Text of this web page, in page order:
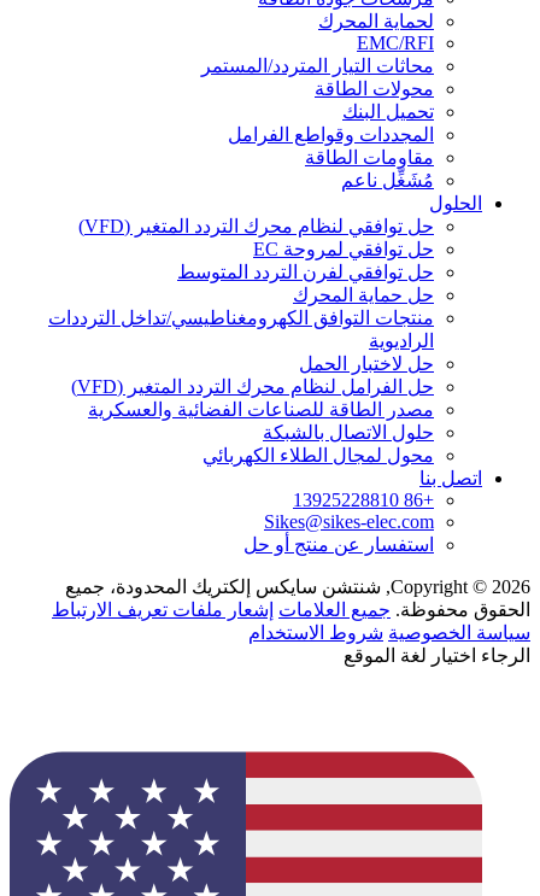
لحماية المحرك
EMC/RFI
محاثات التيار المتردد/المستمر
محولات الطاقة
تحميل البنك
المجددات وقواطع الفرامل
مقاومات الطاقة
مُشَغِّل ناعم
الحلول
حل توافقي لنظام محرك التردد المتغير (VFD)
حل توافقي لمروحة EC
حل توافقي لفرن التردد المتوسط
حل حماية المحرك
منتجات التوافق الكهرومغناطيسي/تداخل الترددات
الراديوية
حل لاختبار الحمل
حل الفرامل لنظام محرك التردد المتغير (VFD)
مصدر الطاقة للصناعات الفضائية والعسكرية
حلول الاتصال بالشبكة
محول لمجال الطلاء الكهربائي
اتصل بنا
+86 13925228810
Sikes@sikes-elec.com
استفسار عن منتج أو حل
Copyright © 2026, شنتشن سايكس إلكتريك المحدودة، جميع
الحقوق محفوظة. جميع العلامات إشعار ملفات تعريف الارتباط
سياسة الخصوصية شروط الاستخدام
الرجاء اختيار لغة الموقع